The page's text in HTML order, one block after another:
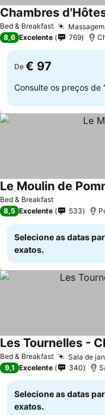
Bed & Breakfast
Chambres
8,6 Excelente 769
De € 97
Consulte os preços de
Bed & Breakfast
Le Moulin de
8,5 Excelente 533
Selecione as datas
exatos.
Bed & Breakfast Sala de
Les Tournelles -
9,1 Excelente 340
Selecione as datas
exatos.